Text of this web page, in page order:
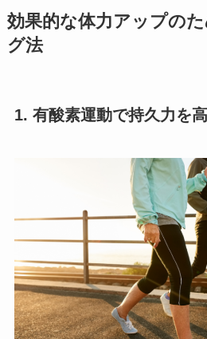
効果的な体力アップの
グ法
1. 有酸素運動で持久力を